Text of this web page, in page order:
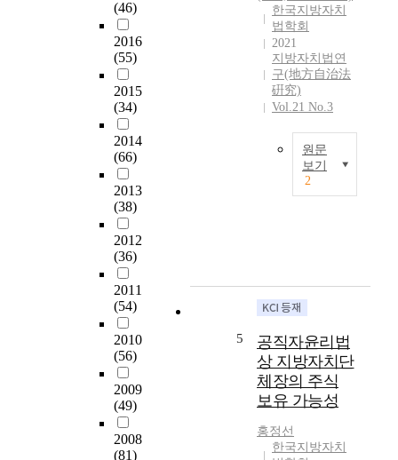
(46)
2016
(55)
2015
(34)
2014
(66)
2013
(38)
2012
(36)
2011
(54)
2010
(56)
2009
(49)
2008
(81)
의
기
e
한국지방자치
법학회
2021
지방자치법연
구(地方自治法
硏究)
Vol.21 No.3
원문
보기
2
5
공직자윤리법
상 지방자치단
체장의 주식
보유 가능성
홍정선
한국지방자치